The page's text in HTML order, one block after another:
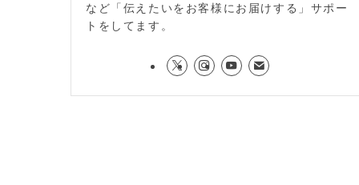
など「伝えたいをお客様にお届けする」サポー
トをしてます。